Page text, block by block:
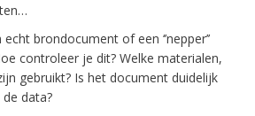
brondocument of een ‘’nepper’’
controleer je dit? Welke materialen,
gebruikt? Is het document duidelijk
data?